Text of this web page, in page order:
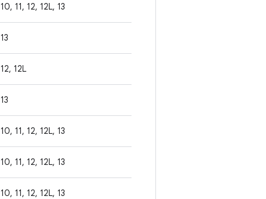
10, 11, 12, 12L, 13
13
12, 12L
13
10, 11, 12, 12L, 13
10, 11, 12, 12L, 13
10, 11, 12, 12L, 13